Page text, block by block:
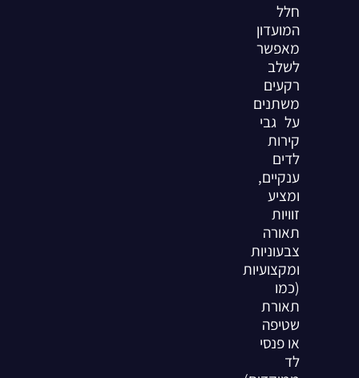
חלל
המועדון
מאפשר
לשלב
רקעים
משתנים
על גבי
קירות
לדים
ענקיים,
ומציע
זוויות
תאורה
צבעוניות
ומקצועיות
(כמו
תאורת
שטיפה
או פנסי
לד